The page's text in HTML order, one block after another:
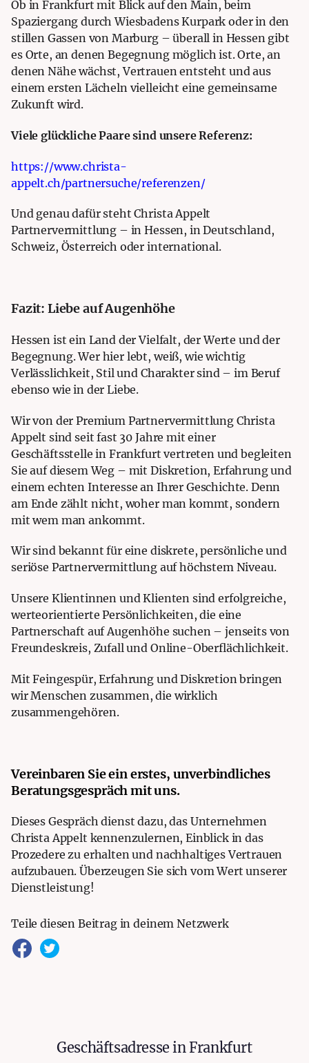
Ob in Frankfurt mit Blick auf den Main, beim
Spaziergang durch Wiesbadens Kurpark oder in den
stillen Gassen von Marburg – überall in Hessen gibt
es Orte, an denen Begegnung möglich ist. Orte, an
denen Nähe wächst, Vertrauen entsteht und aus
einem ersten Lächeln vielleicht eine gemeinsame
Zukunft wird.
Viele glückliche Paare sind unsere Referenz:
https://www.christa-
appelt.ch/partnersuche/referenzen/
Und genau dafür steht Christa Appelt
Partnervermittlung – in Hessen, in Deutschland,
Schweiz, Österreich oder international.
Fazit: Liebe auf Augenhöhe
Hessen ist ein Land der Vielfalt, der Werte und der
Begegnung. Wer hier lebt, weiß, wie wichtig
Verlässlichkeit, Stil und Charakter sind – im Beruf
ebenso wie in der Liebe.
Wir von der Premium Partnervermittlung Christa
Appelt sind seit fast 30 Jahre mit einer
Geschäftsstelle in Frankfurt vertreten und begleiten
Sie auf diesem Weg – mit Diskretion, Erfahrung und
einem echten Interesse an Ihrer Geschichte. Denn
am Ende zählt nicht, woher man kommt, sondern
mit wem man ankommt.
Wir sind bekannt für eine diskrete, persönliche und
seriöse Partnervermittlung auf höchstem Niveau.
Unsere Klientinnen und Klienten sind erfolgreiche,
werteorientierte Persönlichkeiten, die eine
Partnerschaft auf Augenhöhe suchen – jenseits von
Freundeskreis, Zufall und Online-Oberflächlichkeit.
Mit Feingespür, Erfahrung und Diskretion bringen
wir Menschen zusammen, die wirklich
zusammengehören.
Vereinbaren Sie ein erstes, unverbindliches
Beratungsgespräch mit uns.
Dieses Gespräch dienst dazu, das Unternehmen
Christa Appelt kennenzulernen, Einblick in das
Prozedere zu erhalten und nachhaltiges Vertrauen
aufzubauen. Überzeugen Sie sich vom Wert unserer
Dienstleistung!
Teile diesen Beitrag in deinem Netzwerk
Geschäftsadresse in Frankfurt
Taunusturm